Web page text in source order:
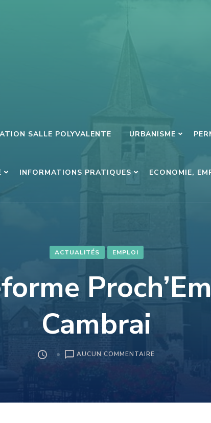
SALLE POLYVALENTE URBANISME
INFORMATIONS PRATIQUES ECONOMIE,
ACTUALITÉS EMPLOI
Cambrai
AUCUN COMMENTAIRE